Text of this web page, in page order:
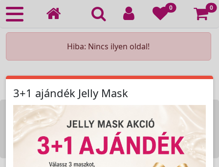
0 0
Hiba: Nincs ilyen oldal!
KOZMETIKAI KÉSZÜLÉK BÉRLÉS
KEZDŐLAP
ELÉRHETŐSÉG
RENDELÉSI FELTÉTELEK
Copyright © 2009-2026 All Rights Reserved.
3+1 ajándék Jelly Mask